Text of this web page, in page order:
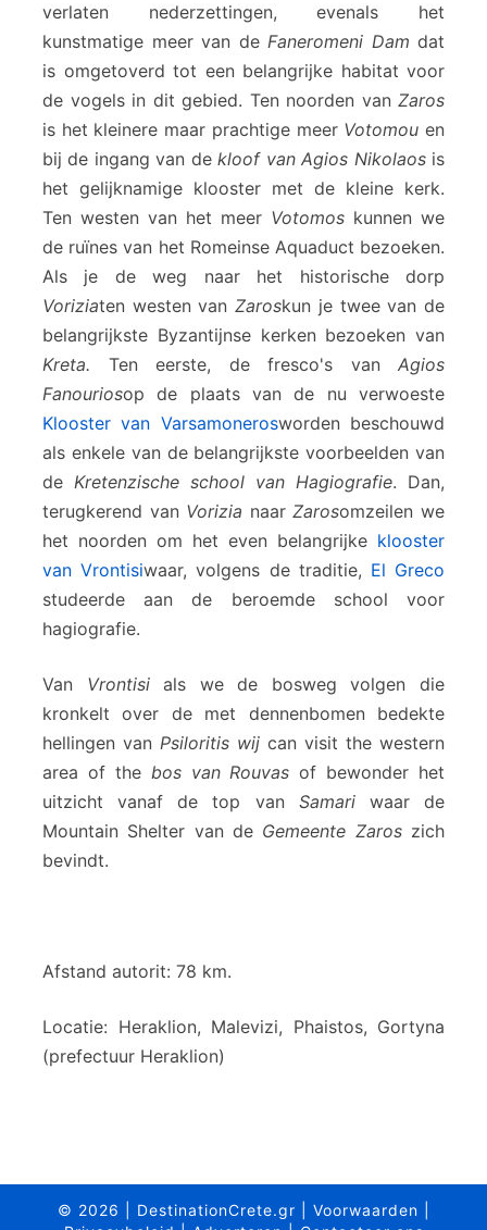
verlaten nederzettingen, evenals het
kunstmatige meer van de Faneromeni Dam dat
is omgetoverd tot een belangrijke habitat voor
de vogels in dit gebied. Ten noorden van Zaros
is het kleinere maar prachtige meer Votomou en
bij de ingang van dekloof van Agios Nikolaosis
het gelijknamige klooster met de kleine kerk.
Ten westen van het meer Votomos kunnen we
de ruïnes van het Romeinse Aquaduct bezoeken.
Als je de weg naar het historische dorp
Voriziaten westen vanZaroskun je twee van de
belangrijkste Byzantijnse kerken bezoeken van
Kreta. Ten eerste, de fresco's van Agios
Fanouriosop de plaats van de nu verwoeste
Klooster van Varsamonerosworden beschouwd
als enkele van de belangrijkste voorbeelden van
de Kretenzische school van Hagiografie. Dan,
terugkerend van Vorizia naarZarosomzeilen we
het noorden om het even belangrijke klooster
van Vrontisiwaar, volgens de traditie, El Greco
studeerde aan de beroemde school voor
hagiografie.
Van Vrontisials we de bosweg volgen die
kronkelt over de met dennenbomen bedekte
hellingen van Psiloritis wij can visit the western
area of ​​the bos van Rouvas of bewonder het
uitzicht vanaf de top van Samariwaar de
Mountain Shelter van de Gemeente Zaroszich
bevindt.
Afstand autorit: 78 km.
Locatie: Heraklion, Malevizi, Phaistos, Gortyna
(prefectuur Heraklion)
© 2026 DestinationCrete.gr Voorwaarden